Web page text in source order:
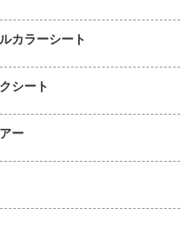
カラーシート
シート
ー